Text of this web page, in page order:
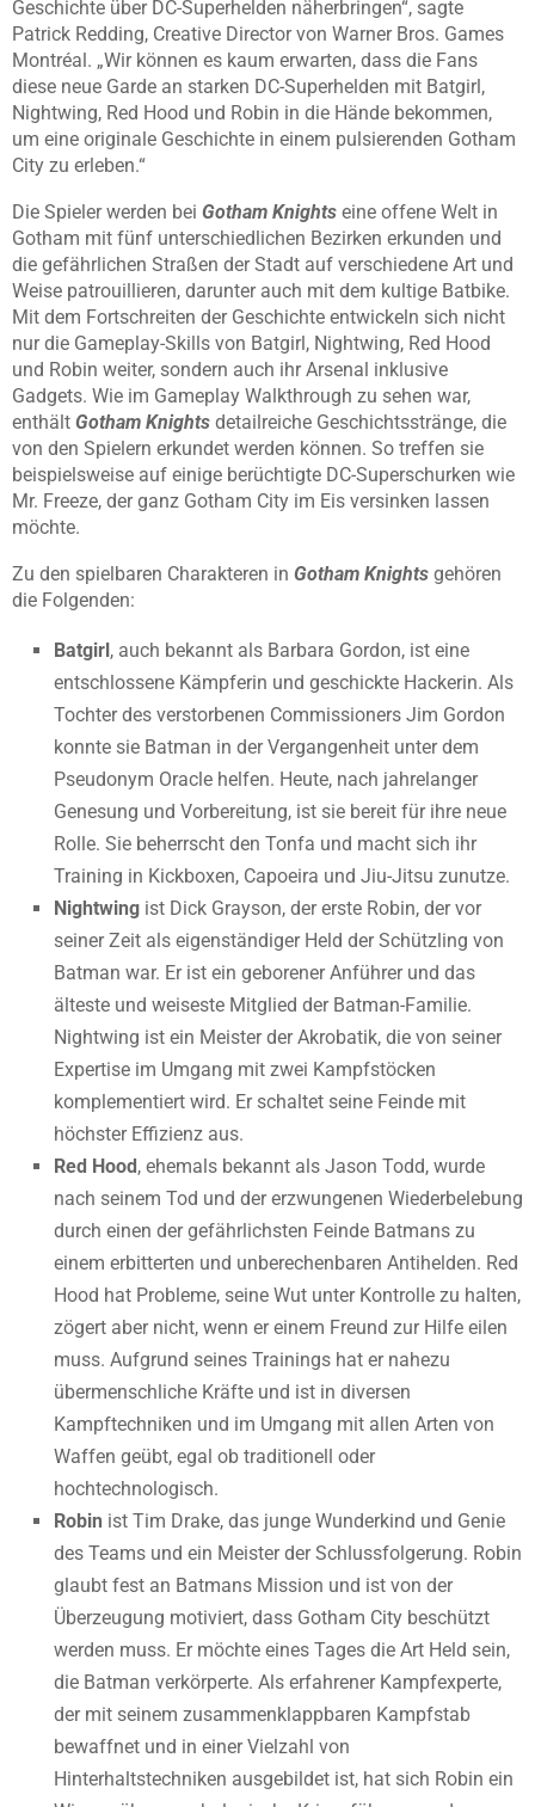
Geschichte über DC-Superhelden näherbringen“, sagte
Patrick Redding, Creative Director von Warner Bros. Games
Montréal. „Wir können es kaum erwarten, dass die Fans
diese neue Garde an starken DC-Superhelden mit Batgirl,
Nightwing, Red Hood und Robin in die Hände bekommen,
um eine originale Geschichte in einem pulsierenden Gotham
City zu erleben.“
Die Spieler werden bei Gotham Knights eine offene Welt in
Gotham mit fünf unterschiedlichen Bezirken erkunden und
die gefährlichen Straßen der Stadt auf verschiedene Art und
Weise patrouillieren, darunter auch mit dem kultige Batbike.
Mit dem Fortschreiten der Geschichte entwickeln sich nicht
nur die Gameplay-Skills von Batgirl, Nightwing, Red Hood
und Robin weiter, sondern auch ihr Arsenal inklusive
Gadgets. Wie im Gameplay Walkthrough zu sehen war,
enthält Gotham Knights detailreiche Geschichtsstränge, die
von den Spielern erkundet werden können. So treffen sie
beispielsweise auf einige berüchtigte DC-Superschurken wie
Mr. Freeze, der ganz Gotham City im Eis versinken lassen
möchte.
Zu den spielbaren Charakteren in Gotham Knights gehören
die Folgenden:
Batgirl , auch bekannt als Barbara Gordon, ist eine
entschlossene Kämpferin und geschickte Hackerin. Als
Tochter des verstorbenen Commissioners Jim Gordon
konnte sie Batman in der Vergangenheit unter dem
Pseudonym Oracle helfen. Heute, nach jahrelanger
Genesung und Vorbereitung, ist sie bereit für ihre neue
Rolle. Sie beherrscht den Tonfa und macht sich ihr
Training in Kickboxen, Capoeira und Jiu-Jitsu zunutze.
Nightwing ist Dick Grayson, der erste Robin, der vor
seiner Zeit als eigenständiger Held der Schützling von
Batman war. Er ist ein geborener Anführer und das
älteste und weiseste Mitglied der Batman-Familie.
Nightwing ist ein Meister der Akrobatik, die von seiner
Expertise im Umgang mit zwei Kampfstöcken
komplementiert wird. Er schaltet seine Feinde mit
höchster Effizienz aus.
Red Hood , ehemals bekannt als Jason Todd, wurde
nach seinem Tod und der erzwungenen Wiederbelebung
durch einen der gefährlichsten Feinde Batmans zu
einem erbitterten und unberechenbaren Antihelden. Red
Hood hat Probleme, seine Wut unter Kontrolle zu halten,
zögert aber nicht, wenn er einem Freund zur Hilfe eilen
muss. Aufgrund seines Trainings hat er nahezu
übermenschliche Kräfte und ist in diversen
Kampftechniken und im Umgang mit allen Arten von
Waffen geübt, egal ob traditionell oder
hochtechnologisch.
Robin ist Tim Drake, das junge Wunderkind und Genie
des Teams und ein Meister der Schlussfolgerung. Robin
glaubt fest an Batmans Mission und ist von der
Überzeugung motiviert, dass Gotham City beschützt
werden muss. Er möchte eines Tages die Art Held sein,
die Batman verkörperte. Als erfahrener Kampfexperte,
der mit seinem zusammenklappbaren Kampfstab
bewaffnet und in einer Vielzahl von
Hinterhaltstechniken ausgebildet ist, hat sich Robin ein